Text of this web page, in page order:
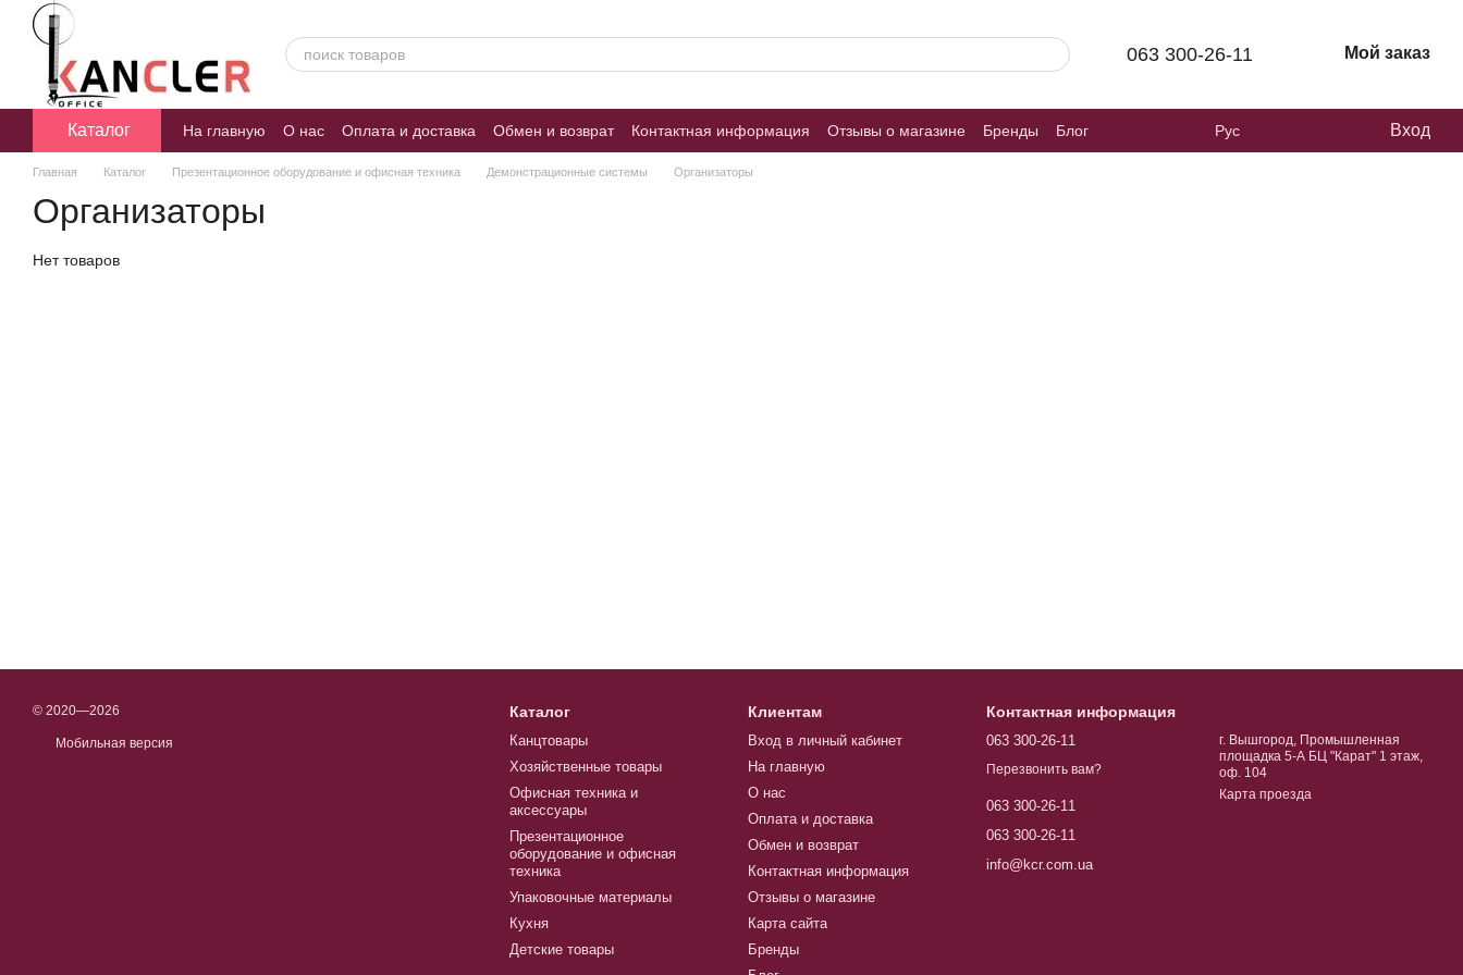
Перейти к основному контенту
063 300-26-11 Мой заказ
Каталог На главную О нас Оплата и доставка Обмен и возврат Контактная информация Отзывы о магазине Бренды Блог Рус Вход
Главная Каталог Презентационное оборудование и офисная техника Демонстрационные системы Организаторы
Организаторы
Нет товаров
© 2020—2026
Мобильная версия
Каталог
Канцтовары
Хозяйственные товары
Офисная техника и
аксессуары
Презентационное
оборудование и офисная
техника
Упаковочные материалы
Кухня
Детские товары
Клиентам
Вход в личный кабинет
На главную
О нас
Оплата и доставка
Обмен и возврат
Контактная информация
Отзывы о магазине
Карта сайта
Бренды
Контактная информация
063 300-26-11
Перезвонить вам?
063 300-26-11
063 300-26-11
info@kcr.com.ua
г. Вышгород, Промышленная
площадка 5-А БЦ "Карат" 1 этаж,
оф. 104
Карта проезда